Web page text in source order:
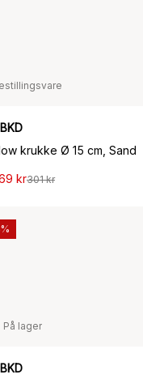
krukke Ø 15 cm, Sand
kr301 kr
På lager